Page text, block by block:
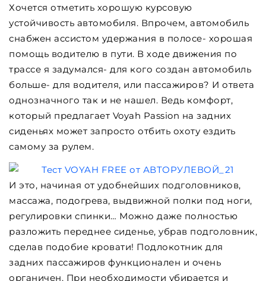
Хочется отметить хорошую курсовую
устойчивость автомобиля. Впрочем, автомобиль
снабжен ассистом удержания в полосе- хорошая
помощь водителю в пути. В ходе движения по
трассе я задумался- для кого создан автомобиль
больше- для водителя, или пассажиров? И ответа
однозначного так и не нашел. Ведь комфорт,
который предлагает Voyah Passion на задних
сиденьях может запросто отбить охоту ездить
самому за рулем.
И это, начиная от удобнейших подголовников,
массажа, подогрева, выдвижной полки под ноги,
регулировки спинки… Можно даже полностью
разложить переднее сиденье, убрав подголовник,
сделав подобие кровати! Подлокотник для
задних пассажиров функционален и очень
органичен. При необходимости убирается и